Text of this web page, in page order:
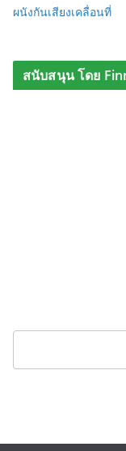
ผนังกันเสียงเคลื่อนที่
สนับสนุน โดย